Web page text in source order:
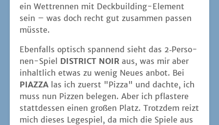
ein Wett­ren­nen mit Deck­buil­ding-Ele­ment
sein – was doch recht gut zusam­men pas­sen
müsste.
Eben­falls optisch span­nend sieht das 2‑Per­so­
nen-Spiel DISTRICT NOIR aus, was mir aber
inhalt­lich etwas zu wenig Neu­es anbot. Bei
PIAZZA las ich zuerst "Piz­za" und dach­te, ich
muss nun Piz­zen bele­gen. Aber ich pflas­te­re
statt­des­sen einen gro­ßen Platz. Trotz­dem reizt
mich die­ses Lege­spiel, da mich die Spie­le aus